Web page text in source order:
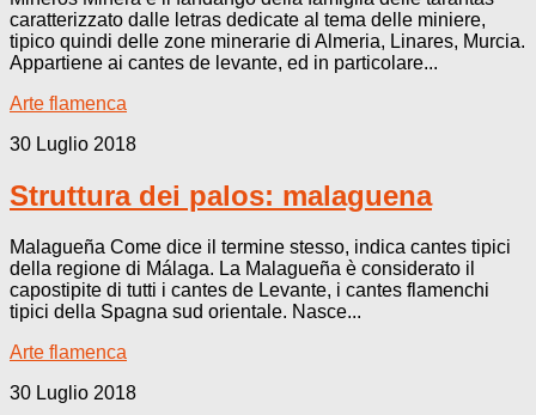
caratterizzato dalle letras dedicate al tema delle miniere,
tipico quindi delle zone minerarie di Almeria, Linares, Murcia.
Appartiene ai cantes de levante, ed in particolare...
Arte flamenca
30 Luglio 2018
Struttura dei palos: malaguena
Malagueña Come dice il termine stesso, indica cantes tipici
della regione di Málaga. La Malagueña è considerato il
capostipite di tutti i cantes de Levante, i cantes flamenchi
tipici della Spagna sud orientale. Nasce...
Arte flamenca
30 Luglio 2018